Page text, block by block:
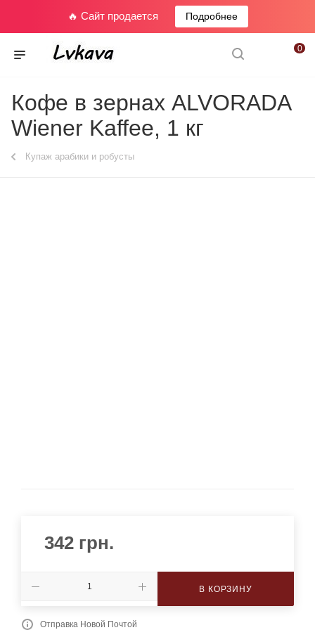
🔥 Сайт продается Подробнее
0
Кофе в зернах ALVORADA
Wiener Kaffee, 1 кг
Купаж арабики и робусты
342 грн.
В КОРЗИНУ
Отправка Новой Почтой